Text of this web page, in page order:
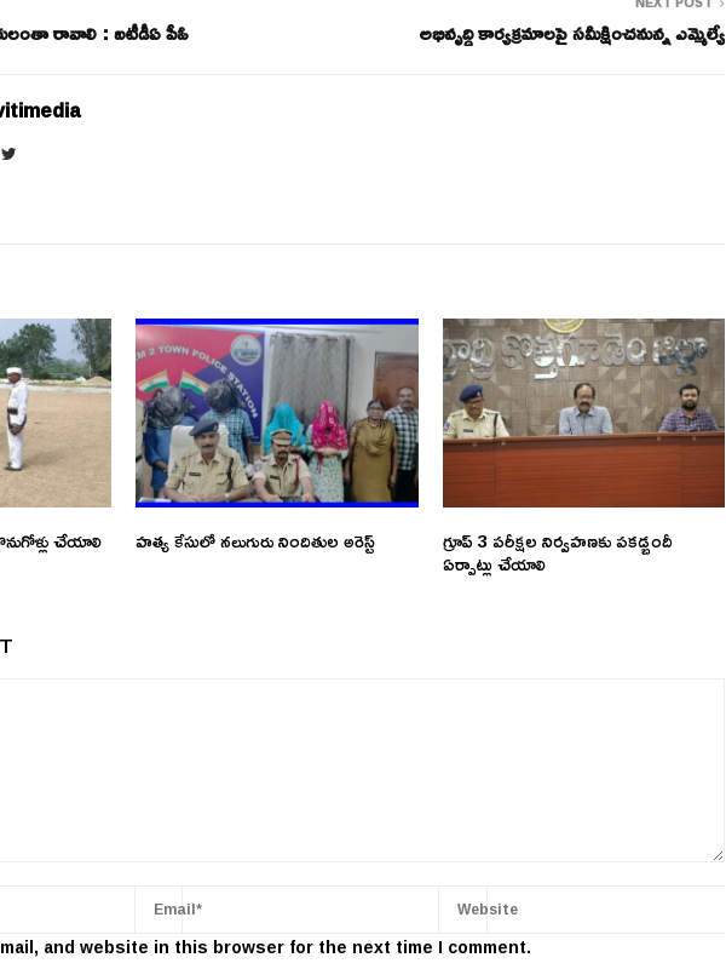
రావాలి : ఐటీడీఏ పీఓ అభివృద్ధి కార్యక్రమాలపై సమీక్షించనున్న ఎమ్మెల్యే
చేయాలి హత్య కేసులో నలుగురు నిందితుల అరెస్ట్ గ్రూప్ 3 పరీక్షల నిర్వహణకు పకడ్బందీ
ఏర్పాట్లు చేయాలి
and website in this browser for the next time I comment.